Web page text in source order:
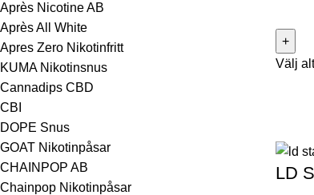
Après Nicotine AB
Après All White
Apres Zero Nikotinfritt
KUMA Nikotinsnus
Cannadips CBD
CBI
DOPE Snus
GOAT Nikotinpåsar
CHAINPOP AB
Chainpop Nikotinpåsar
Välj
LD